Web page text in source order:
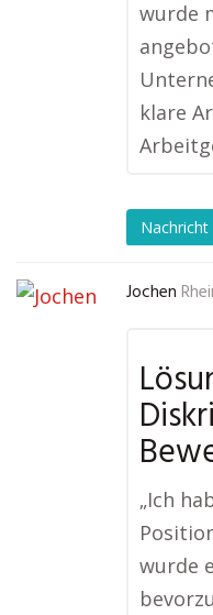
wurde
klare
Nachricht
Jochen
„Ich
wurde